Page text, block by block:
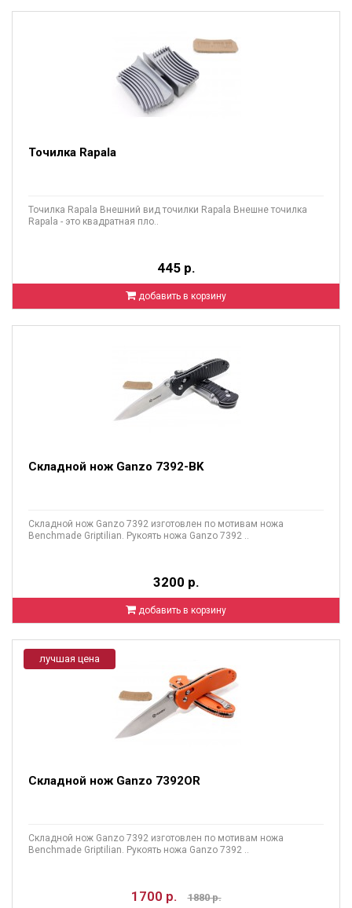
Точилка Rapala
Точилка Rapala Внешний вид точилки Rapala Внешне точилка
Rapala - это квадратная пло..
445 р.
добавить в корзину
Складной нож Ganzo 7392-BK
Складной нож Ganzo 7392 изготовлен по мотивам ножа
Benchmade Griptilian. Рукоять ножа Ganzo 7392 ..
3200 р.
добавить в корзину
лучшая цена
Складной нож Ganzo 7392OR
Складной нож Ganzo 7392 изготовлен по мотивам ножа
Benchmade Griptilian. Рукоять ножа Ganzo 7392 ..
1700 р. 1880 р.